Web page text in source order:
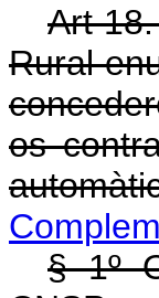
Art
Rural
os
§ 1º